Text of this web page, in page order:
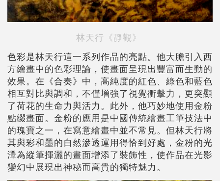
林天行《靜觀》
色彩是林天行這一系列作品的亮點。他大膽引入西
方繪畫中的色彩理論，使畫面呈現出豐富而生動的
效果。在《合奏》中，高純度的紅色、綠色和藍色
相互對比與調和，不僅增強了視覺衝擊力，更突顯
了荷花的生命力與活力。此外，他巧妙地使用金粉
點綴畫面。金粉的應用是中國傳統繪畫工筆技法中
的瑰寶之一，在寫意繪畫中並不常見。但林天行將
其與彩和墨的自然滲透運用得恰到好處，金粉的光
澤為縱筆揮灑的畫面增添了裝飾性，使作品在光影
變幻中展現出神秘而高貴的獨特魅力。